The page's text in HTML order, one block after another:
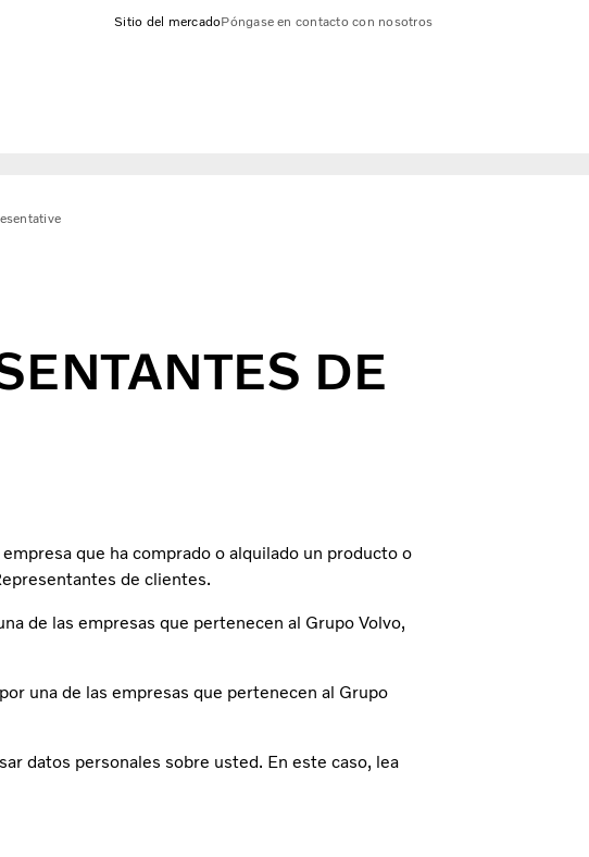
Sitio del mercadoPóngase en contacto con nosotros
DE
que ha comprado o alquilado un producto o
de clientes.
de las empresas que pertenecen al Grupo Volvo,
una de las empresas que pertenecen al Grupo
datos personales sobre usted. En este caso, lea